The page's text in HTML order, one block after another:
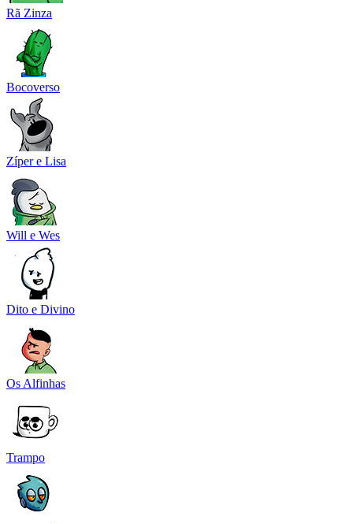
Rã Zinza
Bocoverso
Zíper e Lisa
Will e Wes
Dito e Divino
Os Alfinhas
Trampo